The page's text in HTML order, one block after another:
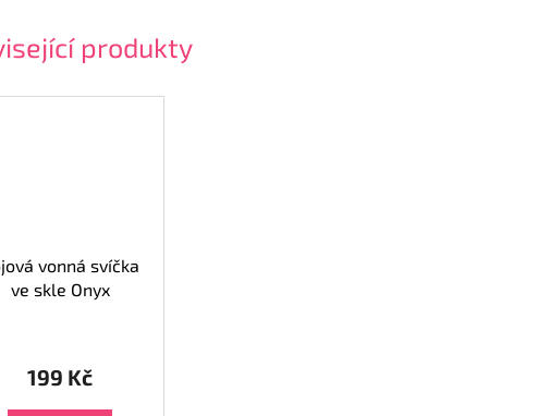
produkty
vonná svíčka
ve skle Onyx
199 Kč